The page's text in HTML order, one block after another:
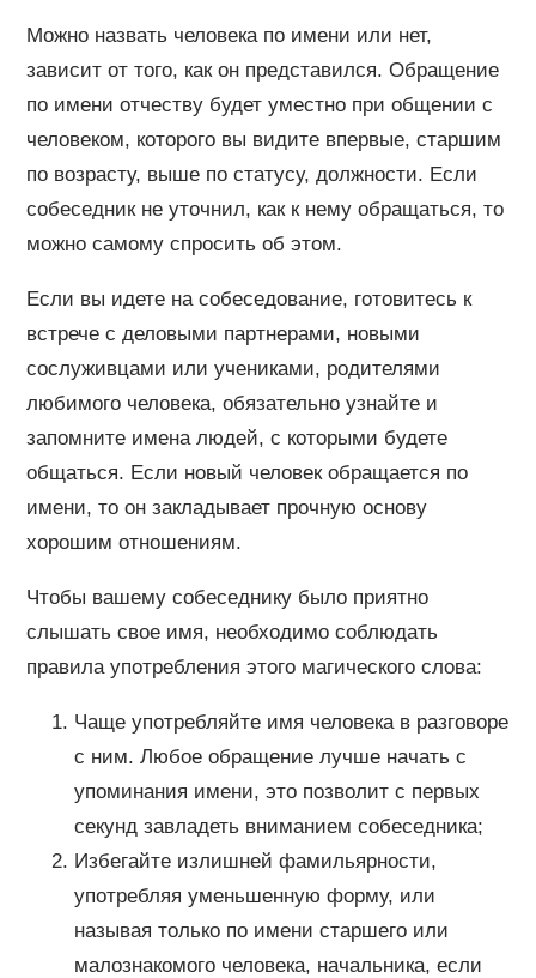
Можно назвать человека по имени или нет,
зависит от того, как он представился. Обращение
по имени отчеству будет уместно при общении с
человеком, которого вы видите впервые, старшим
по возрасту, выше по статусу, должности. Если
собеседник не уточнил, как к нему обращаться, то
можно самому спросить об этом.
Если вы идете на собеседование, готовитесь к
встрече с деловыми партнерами, новыми
сослуживцами или учениками, родителями
любимого человека, обязательно узнайте и
запомните имена людей, с которыми будете
общаться. Если новый человек обращается по
имени, то он закладывает прочную основу
хорошим отношениям.
Чтобы вашему собеседнику было приятно
слышать свое имя, необходимо соблюдать
правила употребления этого магического слова:
Чаще употребляйте имя человека в разговоре
с ним. Любое обращение лучше начать с
упоминания имени, это позволит с первых
секунд завладеть вниманием собеседника;
Избегайте излишней фамильярности,
употребляя уменьшенную форму, или
называя только по имени старшего или
малознакомого человека, начальника, если